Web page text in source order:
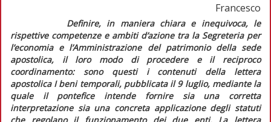
Francesco
Definire, in maniera chiara e inequivoca, le
rispettive competenze e ambiti d’azione tra la Segreteria per
l’economia e l’Amministrazione del patrimonio della sede
apostolica, il loro modo di procedere e il reciproco
coordinamento: sono questi i contenuti della lettera
apostolica I beni temporali, pubblicata il 9 luglio, mediante la
quale il pontefice intende fornire sia una corretta
interpretazione sia una concreta applicazione degli statuti